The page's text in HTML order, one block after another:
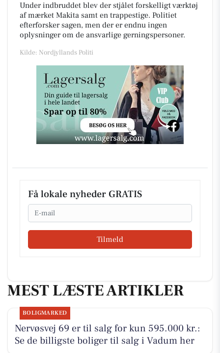
Under indbruddet blev der stjålet forskelligt værktøj
af mærket Makita samt en trappestige. Politiet
efterforsker sagen, men der er endnu ingen
oplysninger om de ansvarlige gerningspersoner.
Kilde: Nordjyllands Politi
Få lokale nyheder GRATIS
Email
Tilmeld
MEST LÆSTE ARTIKLER
BOLIGMARKED
Nervøsvej 69 er til salg for kun 595.000 kr.:
Se de billigste boliger til salg i Vadum her